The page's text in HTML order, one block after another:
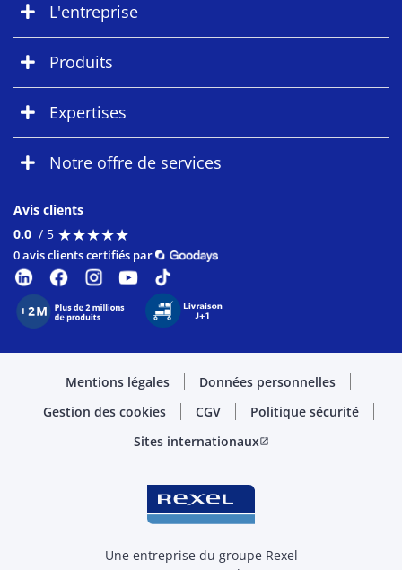
L'entreprise
Produits
Expertises
Notre offre de services
Avis clients
0.0 / 5 ★★★★★
★★★★★
0 avis clients certifiés par
Mentions légales
Données personnelles
Gestion des cookies
CGV
Politique sécurité
Sites internationauxopen_in_new
Une entreprise du groupe Rexel